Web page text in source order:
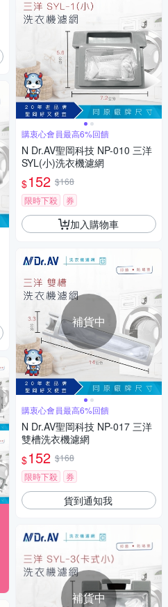
購衷心會員最高6%回饋
N Dr.AV聖岡科技 NP-010 三洋
SYL(小)洗衣機濾網
$152 $168
限時下殺
券
加入購物車
補貨中
購衷心會員最高6%回饋
N Dr.AV聖岡科技 NP-017 三洋
雙槽洗衣機濾網
$152 $168
限時下殺
券
貨到通知我
補貨中